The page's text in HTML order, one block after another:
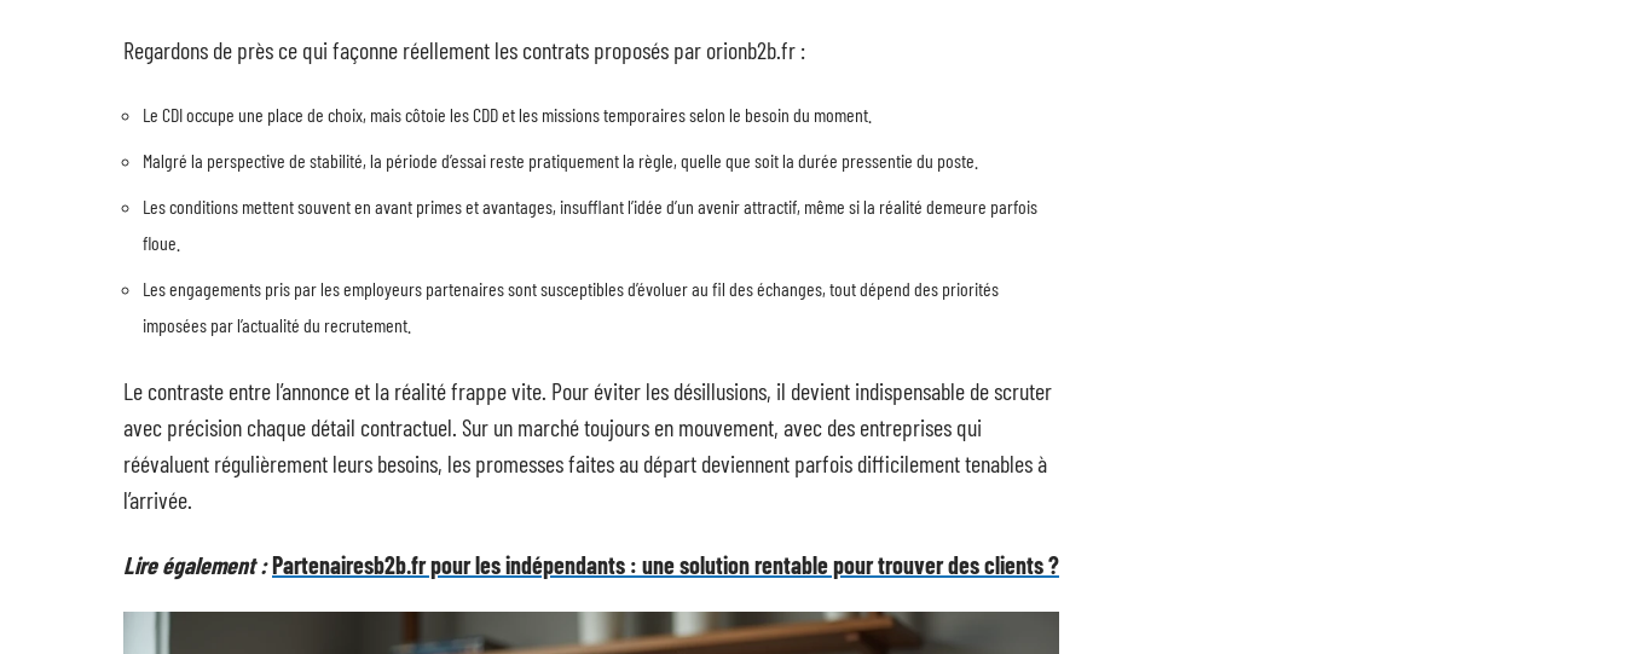
Regardons de près ce qui façonne réellement les contrats proposés par orionb2b.fr :
Le CDI occupe une place de choix, mais côtoie les CDD et les missions temporaires selon le besoin du moment.
Malgré la perspective de stabilité, la période d’essai reste pratiquement la règle, quelle que soit la durée pressentie du poste.
Les conditions mettent souvent en avant primes et avantages, insufflant l’idée d’un avenir attractif, même si la réalité demeure parfois
floue.
Les engagements pris par les employeurs partenaires sont susceptibles d’évoluer au fil des échanges, tout dépend des priorités
imposées par l’actualité du recrutement.
Le contraste entre l’annonce et la réalité frappe vite. Pour éviter les désillusions, il devient indispensable de scruter
avec précision chaque détail contractuel. Sur un marché toujours en mouvement, avec des entreprises qui
réévaluent régulièrement leurs besoins, les promesses faites au départ deviennent parfois difficilement tenables à
l’arrivée.
Lire également :Partenairesb2b.fr pour les indépendants : une solution rentable pour trouver des clients ?